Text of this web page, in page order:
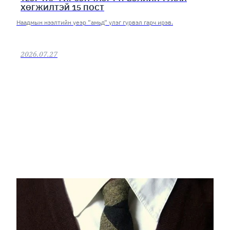
ХӨГЖИЛТЭЙ 15 ПОСТ
Наадмын нээлтийн үеэр “амьд“ үлэг гүрвэл гарч ирэв.
2026.07.27